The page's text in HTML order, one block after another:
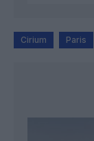
Cirium Paris